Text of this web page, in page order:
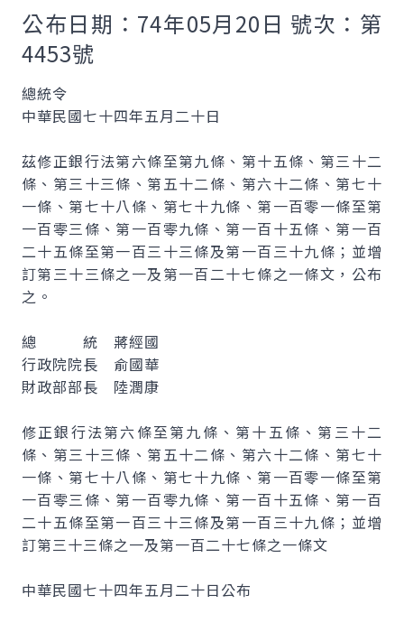
公布日期：74年05月20日 號次：第
4453號
總統令
中華民國七十四年五月二十日
茲修正銀行法第六條至第九條、第十五條、第三十二
條、第三十三條、第五十二條、第六十二條、第七十
一條、第七十八條、第七十九條、第一百零一條至第
一百零三條、第一百零九條、第一百十五條、第一百
二十五條至第一百三十三條及第一百三十九條；並增
訂第三十三條之一及第一百二十七條之一條文，公布
之。
總 統 蔣經國
行政院院長 俞國華
財政部部長 陸潤康
修正銀行法第六條至第九條、第十五條、第三十二
條、第三十三條、第五十二條、第六十二條、第七十
一條、第七十八條、第七十九條、第一百零一條至第
一百零三條、第一百零九條、第一百十五條、第一百
二十五條至第一百三十三條及第一百三十九條；並增
訂第三十三條之一及第一百二十七條之一條文
中華民國七十四年五月二十日公布